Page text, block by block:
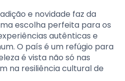
e novidade faz da
escolha perfeita para os
autênticas e
O país é um refúgio para
é vista não só nas
na resiliência cultural de